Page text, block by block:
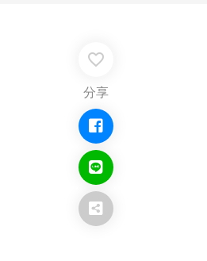
favorite_border
分享